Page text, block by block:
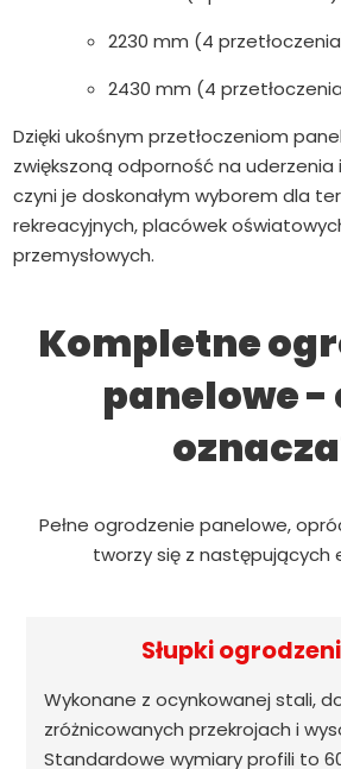
2230 mm (4
2430 mm (4
Dzięki ukośnym przetłoczeniom
zwiększoną odporność na uderzenia
czyni je doskonałym wyborem dla
rekreacyjnych, placówek
przemysłowych.
Kompletne
panelowe -
Pełne ogrodzenie panelowe,
tworzy się z następujących
Słupki
Wykonane z ocynkowanej stali,
zróżnicowanych przekrojach i
Standardowe wymiary profili to